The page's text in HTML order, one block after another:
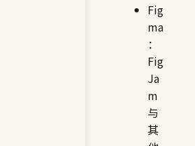
Fig
ma
：
Fig
Ja
m
与
其